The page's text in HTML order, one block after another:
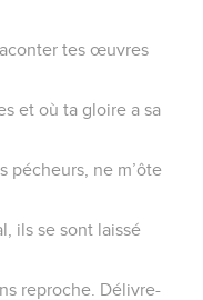
tes œuvres
et où ta gloire a sa
pécheurs, ne m’ôte
ils se sont laissé
reproche. Délivre-